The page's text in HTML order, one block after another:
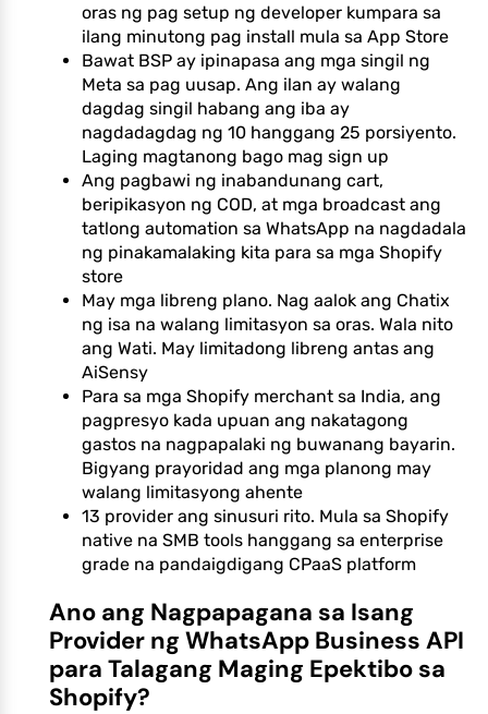
oras ng pag setup ng developer kumpara sa
ilang minutong pag install mula sa App Store
Bawat BSP ay ipinapasa ang mga singil ng
Meta sa pag uusap. Ang ilan ay walang
dagdag singil habang ang iba ay
nagdadagdag ng 10 hanggang 25 porsiyento.
Laging magtanong bago mag sign up
Ang pagbawi ng inabandunang cart,
beripikasyon ng COD, at mga broadcast ang
tatlong automation sa WhatsApp na nagdadala
ng pinakamalaking kita para sa mga Shopify
store
May mga libreng plano. Nag aalok ang Chatix
ng isa na walang limitasyon sa oras. Wala nito
ang Wati. May limitadong libreng antas ang
AiSensy
Para sa mga Shopify merchant sa India, ang
pagpresyo kada upuan ang nakatagong
gastos na nagpapalaki ng buwanang bayarin.
Bigyang prayoridad ang mga planong may
walang limitasyong ahente
13 provider ang sinusuri rito. Mula sa Shopify
native na SMB tools hanggang sa enterprise
grade na pandaigdigang CPaaS platform
Ano ang Nagpapagana sa Isang
Provider ng WhatsApp Business API
para Talagang Maging Epektibo sa
Shopify?